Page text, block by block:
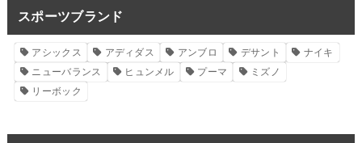
スポーツブランド
アシックス アディダス アンブロ デサント
ナイキ
ニューバランス
ヒュンメル プーマ
ミズノ
リーボック